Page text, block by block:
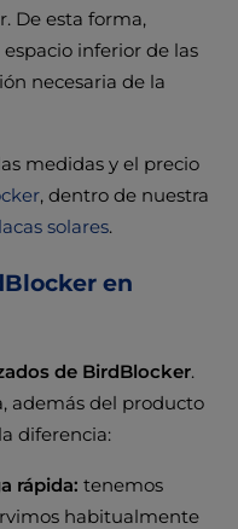
De esta forma,
inferior de las
necesaria de la
medidas y el precio
, dentro de nuestra
solares.
en
de BirdBlocker.
además del producto
diferencia:
rápida: tenemos
habitualmente